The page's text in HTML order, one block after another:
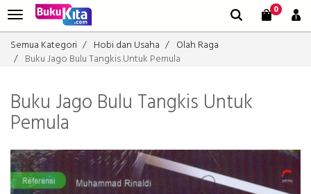
0
Semua Kategori Hobi dan Usaha
Olah Raga
Buku Jago Bulu Tangkis Untuk Pemula
Buku Jago Bulu Tangkis Untuk
Pemula